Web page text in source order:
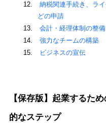
納税関連手続き、ラ
どの申請
会計・経理体制の整備
強力なチームの構築
ビジネスの宣伝
【保存版】 起業するた
的なステップ